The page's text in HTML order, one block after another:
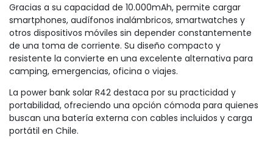
Gracias a su capacidad de 10.000mAh, permite cargar
smartphones, audífonos inalámbricos, smartwatches y
otros dispositivos móviles sin depender constantemente
de una toma de corriente. Su diseño compacto y
resistente la convierte en una excelente alternativa para
camping, emergencias, oficina o viajes.
La power bank solar R42 destaca por su practicidad y
portabilidad, ofreciendo una opción cómoda para quienes
buscan una batería externa con cables incluidos y carga
portátil en Chile.